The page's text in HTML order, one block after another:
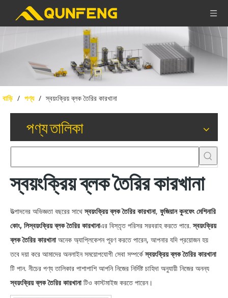
বাড়ি / পণ্য / স্বয়ংক্রিয় ব্লক তৈরির কারখানা
পণ্য তালিকা
স্বয়ংক্রিয় ব্লক তৈরির কারখানা
উত্পাদনের অভিজ্ঞতা বছরের সাথেস্বয়ংক্রিয় ব্লক তৈরির কারখানা, ফুজিয়ান কুনফেং মেশিনারি
কোং, লিস্বয়ংক্রিয় ব্লক তৈরির কারখানাএর বিস্তৃত পরিসর সরবরাহ করতে পারে.স্বয়ংক্রিয়
ব্লক তৈরির কারখানাঅনেক অ্যাপ্লিকেশন পূরণ করতে পারেন, আপনার যদি প্রয়োজন হয়
তবে দয়া করে আমাদের অনলাইন সময়োপযোগী সেবা সম্পর্কেস্বয়ংক্রিয় ব্লক তৈরির কারখানা
টি পান. নীচের পণ্য তালিকার পাশাপাশি আপনি নিজের নির্দিষ্ট চাহিদা অনুযায়ী নিজের অনন্য
স্বয়ংক্রিয় ব্লক তৈরির কারখানাটিও কাস্টমাইজ করতে পারেন।